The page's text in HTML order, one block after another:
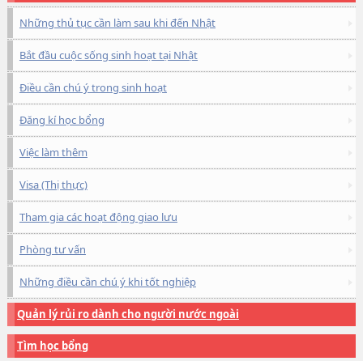
Những thủ tục cần làm sau khi đến Nhật
Bắt đầu cuộc sống sinh hoạt tại Nhật
Điều cần chú ý trong sinh hoạt
Đăng kí học bổng
Việc làm thêm
Visa (Thị thực)
Tham gia các hoạt động giao lưu
Phòng tư vấn
Những điều cần chú ý khi tốt nghiệp
Quản lý rủi ro dành cho người nước ngoài
Tìm học bổng